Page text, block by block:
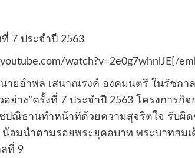
7 ประจำปี 2563
watch?v=2e0g7whnlJE[/
ายอำพล เสนาณรงค์ องคมนตรี ในรัชกา
ย่าง”ครั้งที่ 7 ประจำปี 2563 โครงการกิ
ปณิธานทำหน้าที่ด้วยความสุจริตใจ รับผิ
มนำตามรอยพระยุคลบาท พระบาทสมเ
ที่ 9